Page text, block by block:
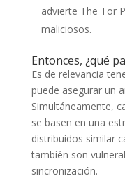
advierte The Tor
maliciosos.
Entonces, ¿qué
Es de relevancia
puede asegurar un
Simultáneamente,
se basen en una
distribuidos similar
también son
sincronización.